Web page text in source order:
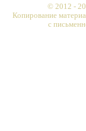
© 2012 -
Копирование
с